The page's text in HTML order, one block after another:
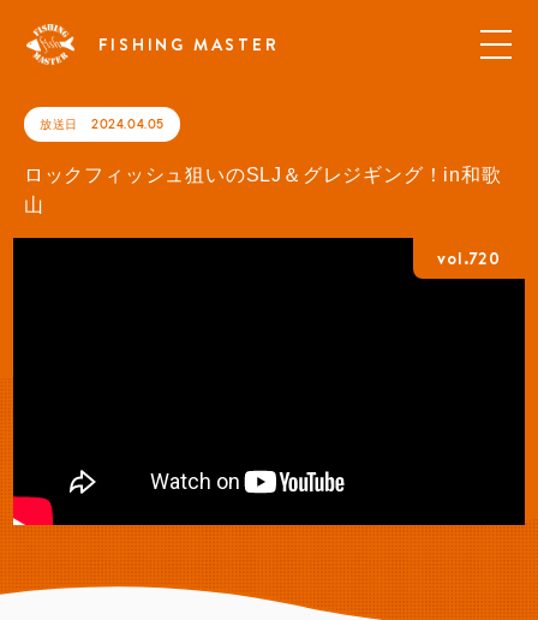
FISHING MASTER
放送日 2024.04.05
ロックフィッシュ狙いのSLJ＆グレジギング！in和歌
山
vol.720